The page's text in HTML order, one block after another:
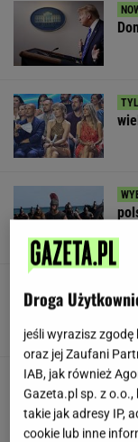
Droga
jeśli wyrazisz zgodę
oraz jej Zaufani
IAB, jak również
Gazeta.pl sp. z
takie jak adresy IP,
cookie lub inne